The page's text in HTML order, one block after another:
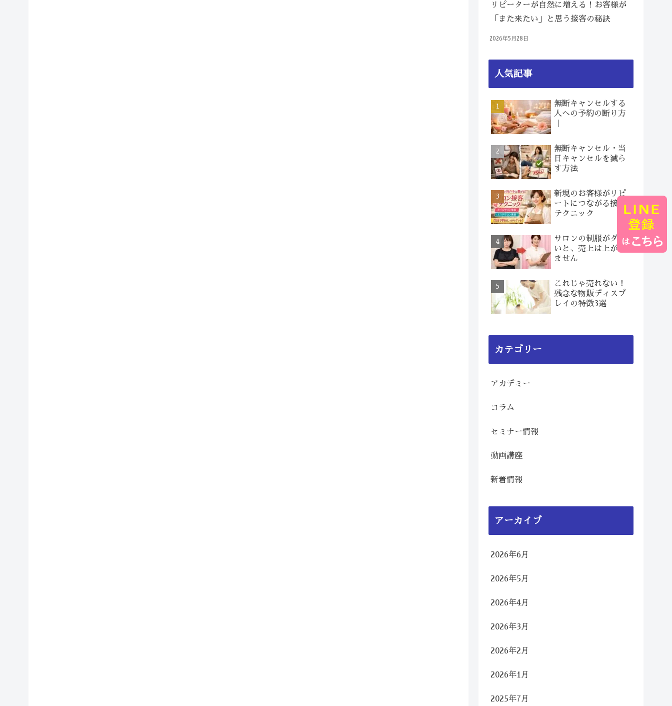
リピーターが自然に増える！お客様が
「また来たい」と思う接客の秘訣
2026年5月28日
人気記事
無断キャンセルする
人への予約の断り方
無断キャンセル・当
日キャンセルを減ら
す方法
新規のお客様がリピ
ートにつながる接客
テクニック
サロンの制服がダサ
いと、売上は上がり
ません
これじゃ売れない！
残念な物販ディスプ
レイの特徴3選
カテゴリー
アカデミー
コラム
セミナー情報
動画講座
新着情報
アーカイブ
2026年6月
2026年5月
2026年4月
2026年3月
2026年2月
2026年1月
2025年7月